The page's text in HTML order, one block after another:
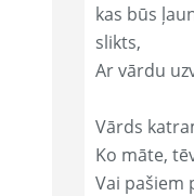
kas būs
slikts,
Ar vārdu
Vārds
Ko māte,
Vai pašiem